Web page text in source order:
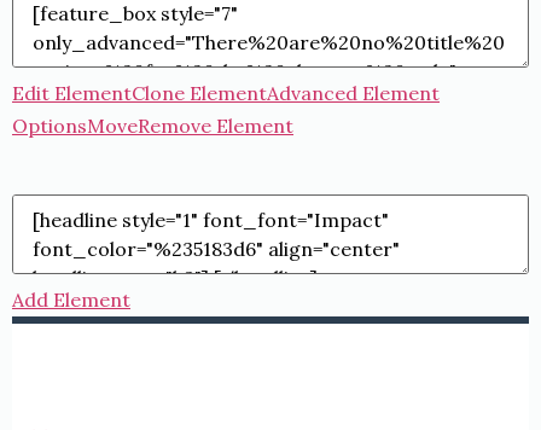
Edit ElementClone ElementAdvanced Element
OptionsMoveRemove Element
Add Element